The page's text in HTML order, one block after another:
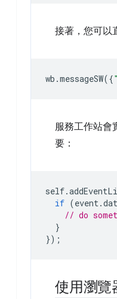
接著，您可以
wb .messageSW({
服務工作站會
要：
self.
if (event.
// do
}
});
使用瀏覽